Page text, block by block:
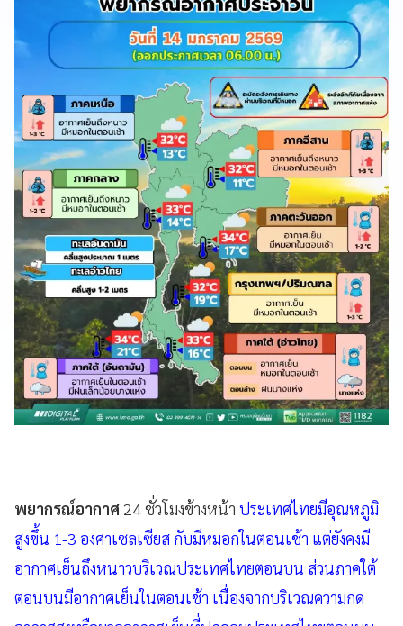
พยากรณ์อากาศ 24 ชั่วโมงข้างหน้า ประเทศไทยมีอุณหภูมิ
สูงขึ้น 1-3 องศาเซลเซียส กับมีหมอกในตอนเช้า แต่ยังคงมี
อากาศเย็นถึงหนาวบริเวณประเทศไทยตอนบน ส่วนภาคใต้
ตอนบนมีอากาศเย็นในตอนเช้า เนื่องจากบริเวณความกด